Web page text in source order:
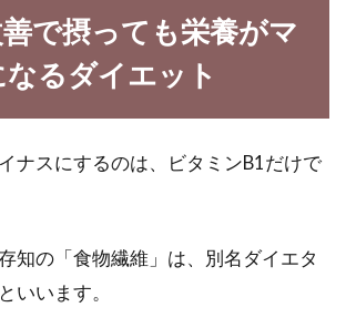
で摂っても栄養がマ
るダイエット
ナスにするのは、ビタミンB1だけで
知の「食物繊維」は、別名ダイエタ
いいます。